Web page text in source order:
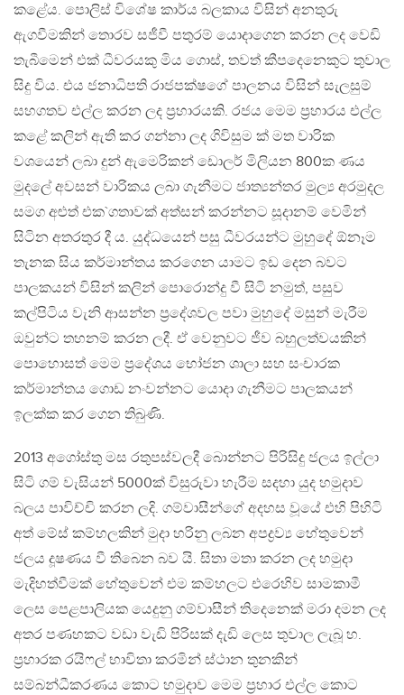
කළේය. පොලිස් විශේෂ කාර්ය බලකාය විසින් අනතුරු
ඇගවීමකින් තොරව සජීවී පතුරම් යොදාගෙන කරන ලද වෙඩි
තැබීමෙන් එක් ධීවරයකු මිය ගොස්, තවත් කීපදෙනෙකුට තුවාල
සිදු විය. එය ජනාධිපති රාජපක්ෂගේ පාලනය විසින් සැලසුම්
සහගතව එල්ල කරන ලද ප‍්‍රහාරයකි. රජය මෙම ප‍්‍රහාරය එල්ල
කළේ කලින් ඇති කර ගන්නා ලද ගිවිසුම ක් මත වාරික
වශයෙන් ලබා දුන් ඇමෙරිකන් ඩොලර් මිලියන 800ක ණය
මුදලේ අවසන් වාරිකය ලබා ගැනීමට ජාත්‍යන්තර මුල්‍ය අරමුදල
සමග අළුත් එක`ගතාවක් අත්සන් කරන්නට සූදානම් වෙමින්
සිටින අතරතුර දී ය. යුද්ධයෙන් පසු ධීවරයන්ට මුහුදේ ඕනෑම
තැනක සිය කර්මාන්තය කරගෙන යාමට ඉඩ දෙන බවට
පාලකයන් විසින් කලින් පොරොන්දු වී සිටි නමුත්, පසුව
කල්පිටිය වැනි ආසන්න ප‍්‍රදේශවල පවා මුහුදේ මසුන් මැරීම
ඔවුන්ට තහනම් කරන ලදී. ඒ වෙනුවට ජීව බහුලත්වයකින්
පොහොසත් මෙම ප‍්‍රදේශය භෝජන ශාලා සහ සංචාරක
කර්මාන්තය ගොඩ නංවන්නට යොදා ගැනීමට පාලකයන්
ඉලක්ක කර ගෙන තිබුණි.
2013 අගෝස්තු මස රතුපස්වලදී බොන්නට පිරිසිදු ජලය ඉල්ලා
සිටි ගම් වැසියන් 5000ක් විසුරුවා හැරීම සදහා යුද හමුදාව
බලය පාවිච්චි කරන ලදි. ගම්වාසීන්ගේ අදහස වූයේ එහි පිහිටි
අත් මේස් කම්හලකින් මුදා හරිනු ලබන අපද්‍රව්‍ය හේතුවෙන්
ජලය දූෂණය වී තිබෙන බව යි. සිතා මතා කරන ලද හමුදා
මැදිහත්වීමක් හේතුවෙන් එම කම්හලට එරෙහිව සාමකාමී
ලෙස පෙළපාලියක යෙදුනු ගම්වාසීන් තිදෙනෙක් මරා දමන ලද
අතර පණහකට වඩා වැඩි පිරිසක් දැඩි ලෙස තුවාල ලැබූ හ.
ප‍්‍රහාරක රයිෆල් භාවිතා කරමින් ස්ථාන තුනකින්
සම්බන්ධීකරණය කොට හමුදාව මෙම ප‍්‍රහාර එල්ල කොට